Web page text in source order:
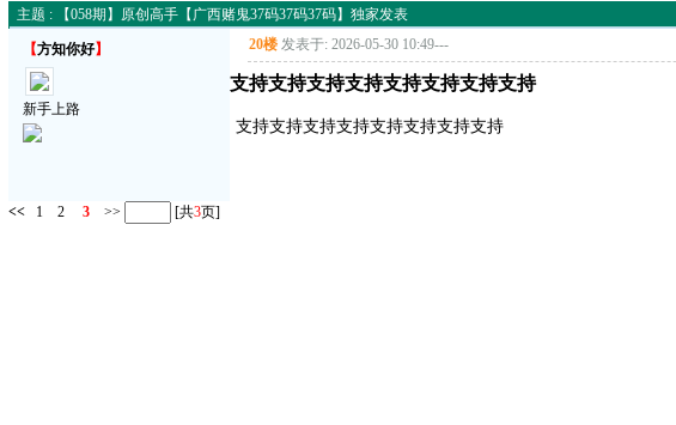
主题 : 【058期】原创高手【广西赌鬼37码37码37码】独家发表
【方知你好】
新手上路
20楼 发表于: 2026-05-30 10:49---
支持支持支持支持支持支持支持支持
支持支持支持支持支持支持支持支持
<< 1 2 3 >> [共3页]